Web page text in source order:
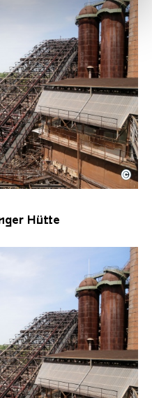
Hütte mit
Völklinger Hütte | Karl
©
Hütte